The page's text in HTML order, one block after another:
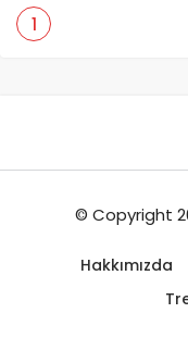
1
© Copyright
Hakkımızda